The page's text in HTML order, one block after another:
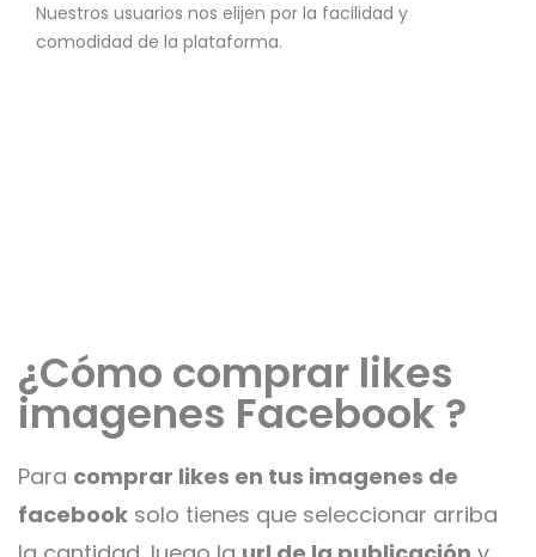
Nuestros usuarios nos elijen por la facilidad y
comodidad de la plataforma.
¿Cómo comprar likes
imagenes Facebook ?
Para comprar likes en tus imagenes de
facebook solo tienes que seleccionar arriba